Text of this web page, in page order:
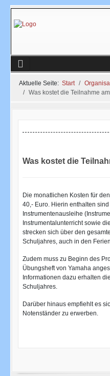
Aktuelle Seite: Start
Was kostet die Teilnahme
Was kostet die
Die monatlichen Kosten für
40,- Euro. Hierin enthalten
Instrumentenausleihe
Instrumentalunterricht sowie
strecken sich über den
Schuljahres, auch in den
Zudem muss zu Beginn des
Übungsheft von Yamaha
Informationen dazu erhalten
Schuljahres.
Darüber hinaus empfiehlt es
Notenständer zu erwerben.